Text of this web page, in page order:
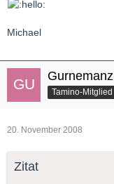
Michael
Gurnemanz
Tamino-Mitglied
20. November 2008
Zitat